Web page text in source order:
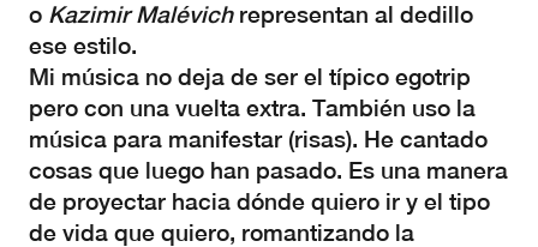
o Kazimir Malévichrepresentan al dedillo
ese estilo.
Mi música no deja de ser el típico egotrip
pero con una vuelta extra. También uso la
música para manifestar (risas). He cantado
cosas que luego han pasado. Es una manera
de proyectar hacia dónde quiero ir y el tipo
de vida que quiero, romantizando la